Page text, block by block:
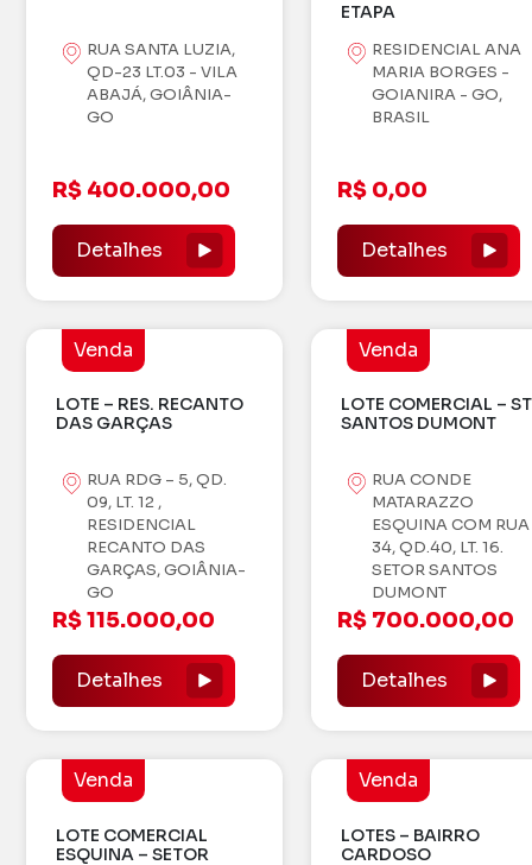
RUA SANTA LUZIA,
QD-23 LT.03 - VILA
ABAJÁ, GOIÂNIA-
GO
R$ 400.000,00
Detalhes
ETAPA
RESIDENCIAL ANA
MARIA BORGES -
GOIANIRA - GO,
BRASIL
R$ 0,00
Detalhes
Venda
LOTE – RES. RECANTO
DAS GARÇAS
RUA RDG – 5, QD.
09, LT. 12 ,
RESIDENCIAL
RECANTO DAS
GARÇAS, GOIÂNIA-
GO
R$ 115.000,00
Detalhes
Venda
LOTE COMERCIAL –
SANTOS DUMONT
RUA CONDE
MATARAZZO
ESQUINA COM RUA
34, QD.40, LT. 16.
SETOR SANTOS
DUMONT
R$ 700.000,00
Detalhes
Venda
LOTE COMERCIAL
ESQUINA – SETOR
Venda
LOTES – BAIRRO
CARDOSO